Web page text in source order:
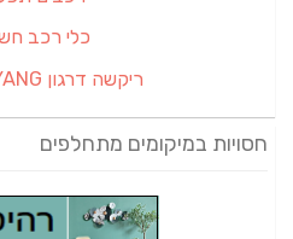
כלי רכב
ריקשה דרגון DAYANG במבצע
חסויות במיקומים מתחלפים